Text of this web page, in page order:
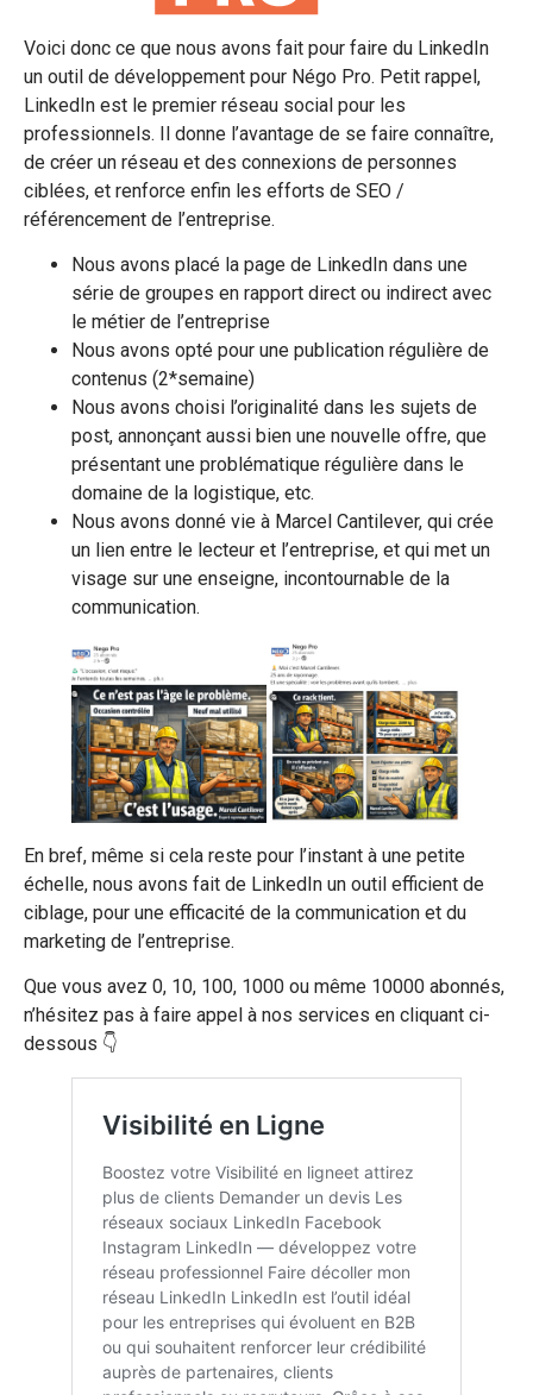
Voici donc ce que nous avons fait pour faire du LinkedIn
un outil de développement pour Négo Pro. Petit rappel,
LinkedIn est le premier réseau social pour les
professionnels. Il donne l’avantage de se faire connaître,
de créer un réseau et des connexions de personnes
ciblées, et renforce enfin les efforts de SEO /
référencement de l’entreprise.
Nous avons placé la page de LinkedIn dans une
série de groupes en rapport direct ou indirect avec
le métier de l’entreprise
Nous avons opté pour une publication régulière de
contenus (2*semaine)
Nous avons choisi l’originalité dans les sujets de
post, annonçant aussi bien une nouvelle offre, que
présentant une problématique régulière dans le
domaine de la logistique, etc.
Nous avons donné vie à Marcel Cantilever, qui crée
un lien entre le lecteur et l’entreprise, et qui met un
visage sur une enseigne, incontournable de la
communication.
En bref, même si cela reste pour l’instant à une petite
échelle, nous avons fait de LinkedIn un outil efficient de
ciblage, pour une efficacité de la communication et du
marketing de l’entreprise.
Que vous avez 0, 10, 100, 1000 ou même 10000 abonnés,
n’hésitez pas à faire appel à nos services en cliquant ci-
dessous 👇